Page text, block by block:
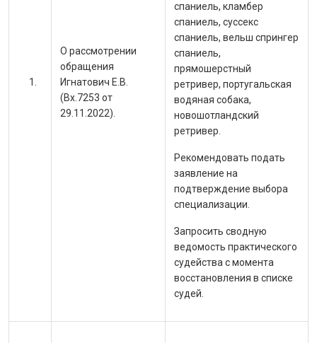
О рассмотрении
обращения
Игнатович Е.В.
(Вх.7253 от
29.11.2022).
спаниель, кламбер
спаниель, суссекс
спаниель, вельш спрингер
спаниель,
прямошерстный
ретривер, португальская
водяная собака,
новошотландский
ретривер.
Рекомендовать подать
заявление на
подтверждение выбора
специализации.
Запросить сводную
ведомость практического
судейства с момента
восстановления в списке
судей.